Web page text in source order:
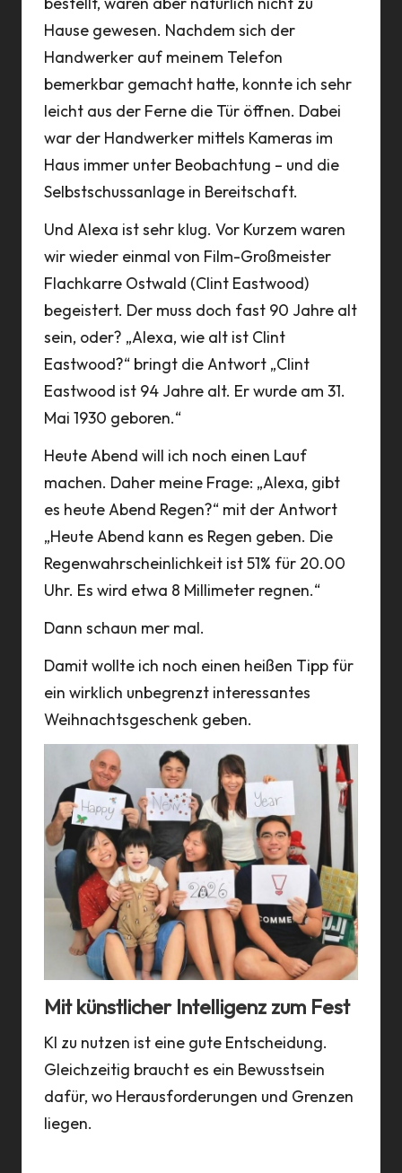
Hause gewesen. Nachdem sich der
Handwerker auf meinem Telefon
bemerkbar gemacht hatte, konnte ich sehr
leicht aus der Ferne die Tür öffnen. Dabei
war der Handwerker mittels Kameras im
Haus immer unter Beobachtung – und die
Selbstschussanlage in Bereitschaft.
Und Alexa ist sehr klug. Vor Kurzem waren
wir wieder einmal von Film-Großmeister
Flachkarre Ostwald (Clint Eastwood)
begeistert. Der muss doch fast 90 Jahre alt
sein, oder? „Alexa, wie alt ist Clint
Eastwood?“ bringt die Antwort „Clint
Eastwood ist 94 Jahre alt. Er wurde am 31.
Mai 1930 geboren.“
Heute Abend will ich noch einen Lauf
machen. Daher meine Frage: „Alexa, gibt
es heute Abend Regen?“ mit der Antwort
„Heute Abend kann es Regen geben. Die
Regenwahrscheinlichkeit ist 51% für 20.00
Uhr. Es wird etwa 8 Millimeter regnen.“
Dann schaun mer mal.
Damit wollte ich noch einen heißen Tipp für
ein wirklich unbegrenzt interessantes
Weihnachtsgeschenk geben.
Mit künstlicher Intelligenz zum Fest
KI zu nutzen ist eine gute Entscheidung.
Gleichzeitig braucht es ein Bewusstsein
dafür, wo Herausforderungen und Grenzen
liegen.